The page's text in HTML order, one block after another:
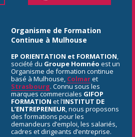
Organisme de Formation
Continue à Mulhouse
EP ORIENTATION et FORMATION,
société du Groupe Homnéo est un
Organisme de formation continue
basé à Mulhouse, Colmaret
Strasbourg. Connu sous les
marques commerciales GIFOP
FORMATION et l’INSTITUT DE
L’ENTREPRENEUR, nous proposons
des formations pour les
demandeurs d’emploi, les salariés,
cadres et dirigeants d’entreprise.